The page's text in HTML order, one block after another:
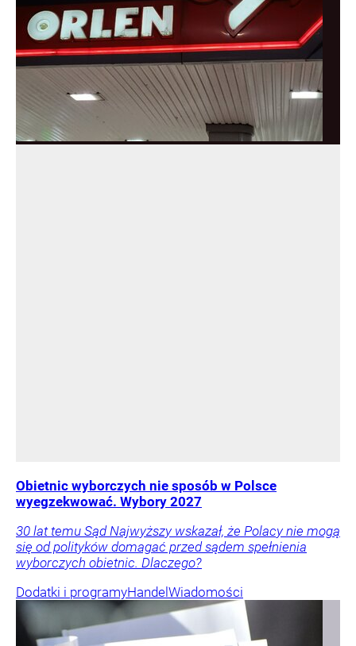
Obietnic wyborczych nie sposób w Polsce
wyegzekwować. Wybory 2027
30 lat temu Sąd Najwyższy wskazał, że Polacy nie mogą
się od polityków domagać przed sądem spełnienia
wyborczych obietnic. Dlaczego?
Dodatki i programyHandelWiadomości